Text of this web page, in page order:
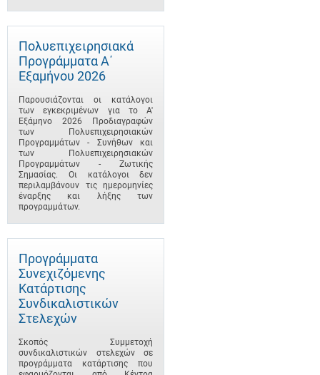
Πολυεπιχειρησιακά
Προγράμματα A΄
Εξαμήνου 2026
Παρουσιάζονται οι κατάλογοι
των εγκεκριμένων για το A'
Εξάμηνο 2026 Προδιαγραφών
των Πολυεπιχειρησιακών
Προγραμμάτων - Συνήθων και
των Πολυεπιχειρησιακών
Προγραμμάτων - Ζωτικής
Σημασίας. Οι κατάλογοι δεν
περιλαμβάνουν τις ημερομηνίες
έναρξης και λήξης των
προγραμμάτων.
Προγράμματα
Συνεχιζόμενης
Κατάρτισης
Συνδικαλιστικών
Στελεχών
Σκοπός Συμμετοχή
συνδικαλιστικών στελεχών σε
προγράμματα κατάρτισης που